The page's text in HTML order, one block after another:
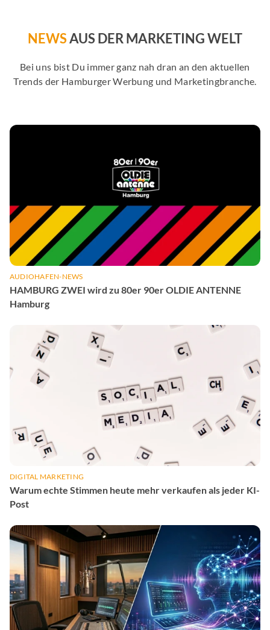
NEWSAUS DER MARKETING WELT
Bei uns bist Du immer ganz nah dran an den aktuellen
Trends der Hamburger Werbung und Marketingbranche.
AUDIOHAFEN-NEWS
HAMBURG ZWEI wird zu 80er 90er OLDIE ANTENNE
Hamburg
DIGITAL MARKETING
Warum echte Stimmen heute mehr verkaufen als jeder KI-
Post